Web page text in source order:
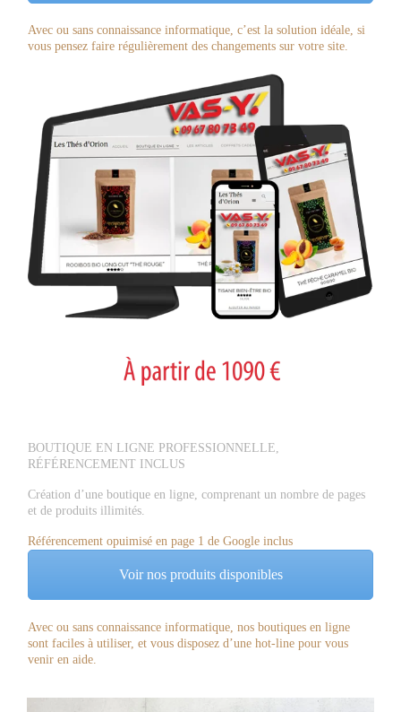
Avec ou sans connaissance informatique, c’est la solution idéale, si
vous pensez faire régulièrement des changements sur votre site.
BOUTIQUE EN LIGNE PROFESSIONNELLE,
RÉFÉRENCEMENT INCLUS
Création d’une boutique en ligne, comprenant un nombre de pages
et de produits illimités.
Référencement opuimisé en page 1 de Google inclus
Voir nos produits disponibles
Avec ou sans connaissance informatique, nos boutiques en ligne
sont faciles à utiliser, et vous disposez d’une hot-line pour vous
venir en aide.